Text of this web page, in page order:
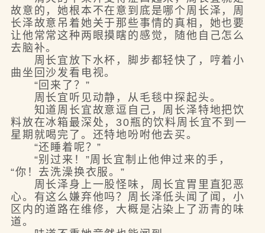
故意的，她根本不在意到底是哪个周长泽，周
长泽故意吊着她关于那些事情的真相，她也要
让他常常这种两眼摸瞎的感觉，随他自己怎么
去脑补。
周长宜放下水杯，脚步都轻快了，哼着小
曲坐回沙发看电视。
“回来了？”
周长宜听见动静，从毛毯中探起头。
知道周长宜故意逗自己，周长泽特地把饮
料放在冰箱最深处，30瓶的饮料周长宜不到一
星期就喝完了。还特地吩咐他去买。
“还睡着呢？”
“别过来！”周长宜制止他伸过来的手，
“你！去洗澡换衣服。”
周长泽身上一股怪味，周长宜胃里直犯恶
心。有这么嫌弃他吗？周长泽低头闻了闻，小
区内的道路在维修，大概是沾染上了沥青的味
道。